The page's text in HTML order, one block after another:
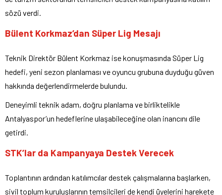
sözü verdi.
Bülent Korkmaz’dan Süper Lig Mesajı
Teknik Direktör Bülent Korkmaz ise konuşmasında Süper Lig
hedefi, yeni sezon planlaması ve oyuncu grubuna duyduğu güven
hakkında değerlendirmelerde bulundu.
Deneyimli teknik adam, doğru planlama ve birliktelikle
Antalyaspor’un hedeflerine ulaşabileceğine olan inancını dile
getirdi.
STK’lar da Kampanyaya Destek Verecek
Toplantının ardından katılımcılar destek çalışmalarına başlarken,
sivil toplum kuruluşlarının temsilcileri de kendi üyelerini harekete